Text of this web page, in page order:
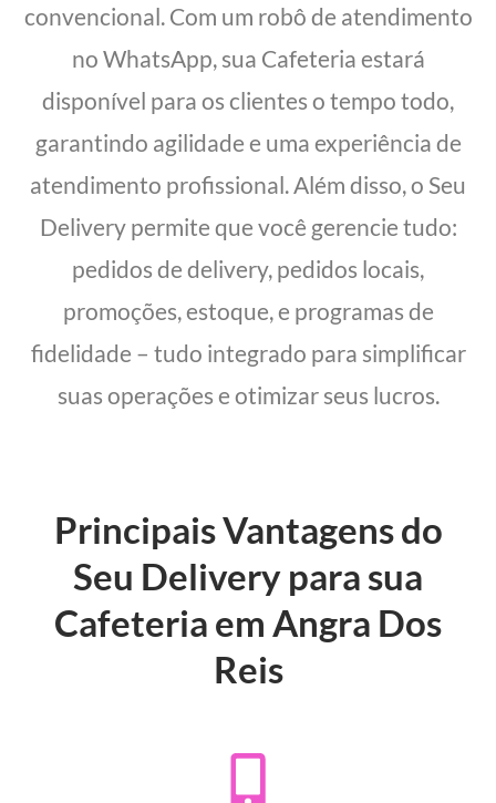
convencional. Com um robô de atendimento
no WhatsApp, sua Cafeteria estará
disponível para os clientes o tempo todo,
garantindo agilidade e uma experiência de
atendimento profissional. Além disso, o Seu
Delivery permite que você gerencie tudo:
pedidos de delivery, pedidos locais,
promoções, estoque, e programas de
fidelidade – tudo integrado para simplificar
suas operações e otimizar seus lucros.
Principais Vantagens do
Seu Delivery para sua
Cafeteria em Angra Dos
Reis